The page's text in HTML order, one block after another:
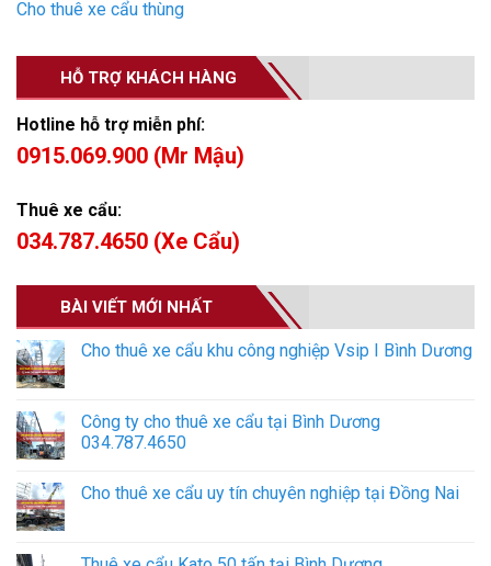
Cho thuê xe cẩu thùng
HỖ TRỢ KHÁCH HÀNG
Hotline hỗ trợ miễn phí:
0915.069.900 (Mr Mậu)
Thuê xe cẩu:
034.787.4650 (Xe Cẩu)
BÀI VIẾT MỚI NHẤT
Cho thuê xe cẩu khu công nghiệp Vsip I Bình Dương
Công ty cho thuê xe cẩu tại Bình Dương
034.787.4650
Cho thuê xe cẩu uy tín chuyên nghiệp tại Đồng Nai